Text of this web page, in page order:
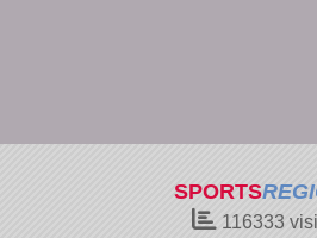
SPORTS
116333